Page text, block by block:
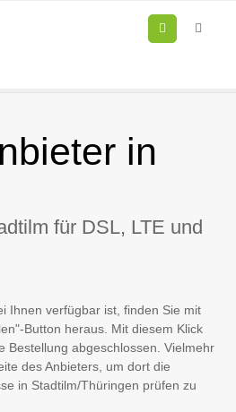
Menu
in
für DSL, LTE und
Ihnen verfügbar ist, finden Sie mit
Button heraus. Mit diesem Klick
Bestellung abgeschlossen. Vielmehr
des Anbieters, um dort die
in Stadtilm/Thüringen prüfen zu